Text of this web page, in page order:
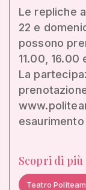
Le repliche
22 e
possono
11.00, 16.00
La
Scopri di
Teatro